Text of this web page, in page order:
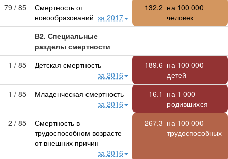
79 / 85
Смертность от
новообразований за 2017
132.2 на 100 000
человек
В2. Специальные
разделы смертности
1 / 85
Детская смертность
за 2016
189.6 на 100 000
детей
1 / 85
Младенческая смертность
за 2016
16.1 на 1 000
родившихся
2 / 85
Смертность в
трудоспособном возрасте
от внешних причин
за 2016
267.3 на 100 000
трудоспособных